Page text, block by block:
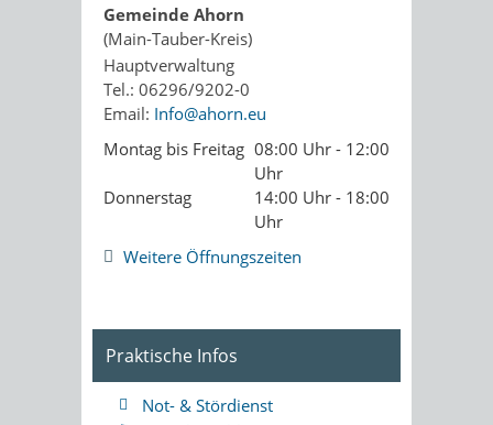
Gemeinde Ahorn
(Main-Tauber-Kreis)
Hauptverwaltung
Tel.: 06296/9202-0
Email: Info@ahorn.eu
Montag bis Freitag 08:00 Uhr - 12:00
Uhr
Donnerstag
14:00 Uhr - 18:00
Uhr
Weitere Öffnungszeiten
Praktische Infos
Not- & Stördienst